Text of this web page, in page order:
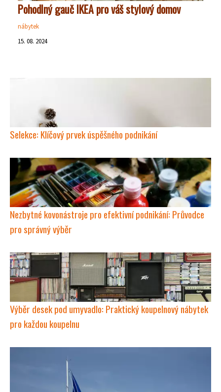
Pohodlný gauč IKEA pro váš stylový domov
nábytek
15. 08. 2024
Selekce: Klíčový prvek úspěšného podnikání
Nezbytné kovonástroje pro efektivní podnikání: Průvodce
pro správný výběr
Výběr desek pod umyvadlo: Praktický koupelnový nábytek
pro každou koupelnu